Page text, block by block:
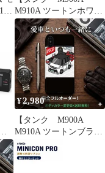
M910A ツートンホワイ
ト 】iPhone スマホケー
ス iPhone17 iPhone17e
iPhone17Pro
iPhone17ProMax
iPhoneAir iPhone16
iPhone16e 対応
11
モ
¥2,980
【タンク M900A
M910A ツートンブラッ
ク 】iPhone スマホケー
ス iPhone17 iPhone17e